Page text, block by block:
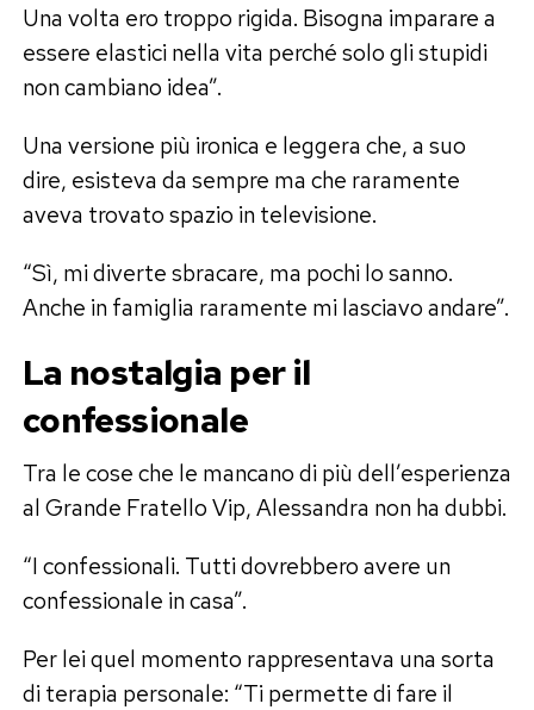
Una volta ero troppo rigida. Bisogna imparare a
essere elastici nella vita perché solo gli stupidi
non cambiano idea”.
Una versione più ironica e leggera che, a suo
dire, esisteva da sempre ma che raramente
aveva trovato spazio in televisione.
“Sì, mi diverte sbracare, ma pochi lo sanno.
Anche in famiglia raramente mi lasciavo andare”.
La nostalgia per il
confessionale
Tra le cose che le mancano di più dell’esperienza
al Grande Fratello Vip, Alessandra non ha dubbi.
“I confessionali. Tutti dovrebbero avere un
confessionale in casa”.
Per lei quel momento rappresentava una sorta
di terapia personale: “Ti permette di fare il